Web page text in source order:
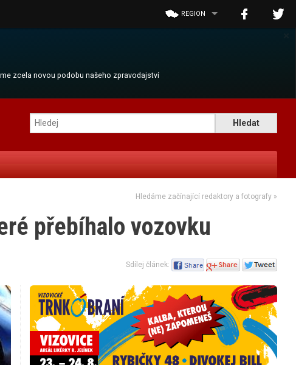
zcela novou podobu našeho zpravodajství
REGION
Hledáme začínající redaktory a fotografy »
přebíhalo vozovku
Sdílej článek: